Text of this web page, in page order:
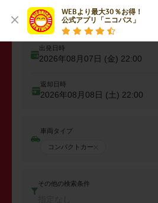
WEBより最大30％お得！
公式アプリ「ニコパス」
出発店舗、エリアを入力
出発日時
2026年08月07日 (金) 22:00
返却日時
2026年08月08日 (土) 22:00
車両タイプ
コンパクトカー
その他の検索条件